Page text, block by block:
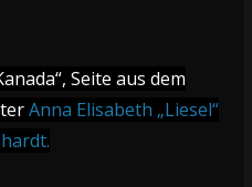
Seite aus dem
Anna Elisabeth „Liesel“